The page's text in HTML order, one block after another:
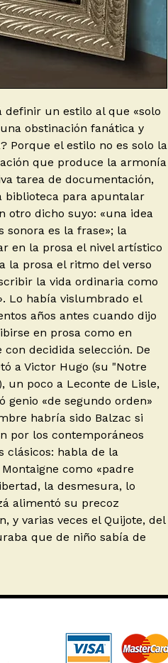
definir un estilo al que «solo
obstinación fanática y
Porque el estilo no es solo la
que produce la armonía
tarea de documentación,
biblioteca para apuntalar
otro dicho suyo: «una idea
sonora es la frase»; la
en la prosa el nivel artístico
la prosa el ritmo del verso
la vida ordinaria como
Lo había vislumbrado el
años antes cuando dijo
en prosa como en
decidida selección. De
a Victor Hugo (su "Notre
un poco a Leconte de Lisle,
genio «de segundo orden»
habría sido Balzac si
por los contemporáneos
clásicos: habla de la
como «padre
la desmesura, lo
alimentó su precoz
y varias veces el Quijote, del
que de niño sabía de